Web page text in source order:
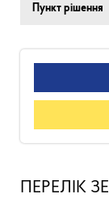
Пункт рішення
ПЕРЕЛІК